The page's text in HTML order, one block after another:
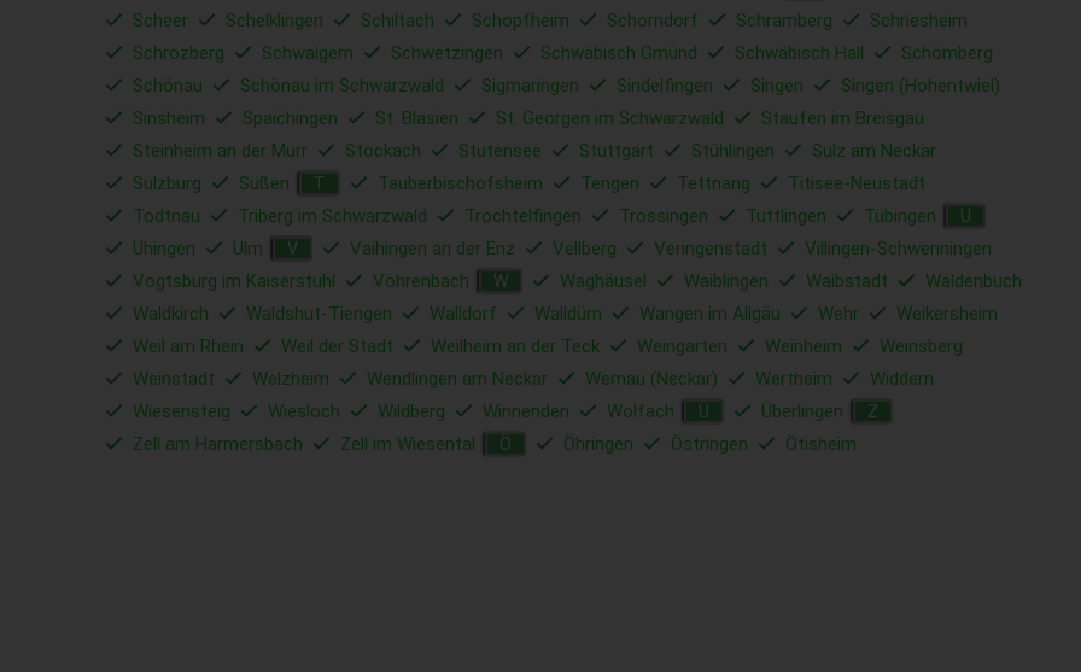
Scheer
Schelklingen Schiltach Schopfheim Schorndorf Schramberg
Schriesheim
Schrozberg
Schwaigern Schwetzingen Schwäbisch Gmünd Schwäbisch Hall
Schömberg
Schönau
Schönau im Schwarzwald Sigmaringen Sindelfingen Singen
Singen (Hohentwiel)
Sinsheim
Spaichingen St. Blasien St. Georgen im Schwarzwald
Staufen im Breisgau
Steinheim an der Murr
Stockach Stutensee Stuttgart Stühlingen
Sulz am Neckar
Sulzburg
Süßen T Tauberbischofsheim Tengen Tettnang
Titisee-Neustadt
Todtnau
Triberg im Schwarzwald Trochtelfingen Trossingen Tuttlingen Tübingen U
Uhingen Ulm V Vaihingen an der Enz Vellberg Veringenstadt
Villingen-Schwenningen
Vogtsburg im Kaiserstuhl
Vöhrenbach W Waghäusel Waiblingen Waibstadt
Waldenbuch
Waldkirch
Waldshut-Tiengen Walldorf Walldürn Wangen im Allgäu Wehr
Weikersheim
Weil am Rhein
Weil der Stadt Weilheim an der Teck Weingarten Weinheim
Weinsberg
Weinstadt
Welzheim Wendlingen am Neckar Wernau (Neckar) Wertheim
Widdern
Wiesensteig
Wiesloch Wildberg Winnenden Wolfach Ü Überlingen Z
Zell am Harmersbach Zell im Wiesental Ö Öhringen Östringen Ötisheim